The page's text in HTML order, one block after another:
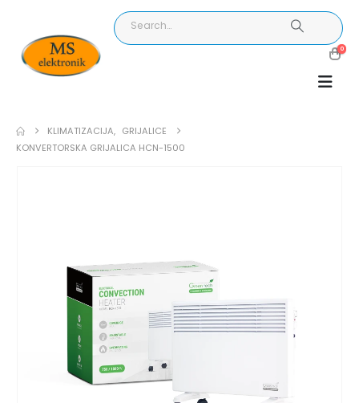
0
KLIMATIZACIJA, GRIJALICE
KONVERTORSKA GRIJALICA HCN-1500